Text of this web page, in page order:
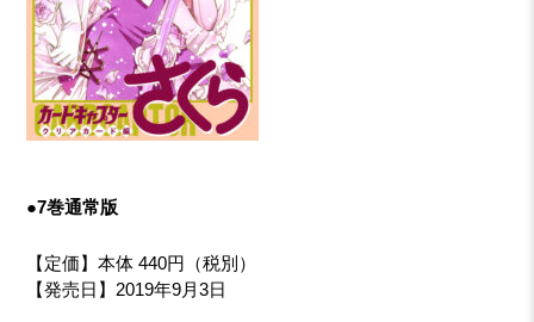
●7巻通常版
【定価】本体 440円（税別）
【発売日】2019年9月3日